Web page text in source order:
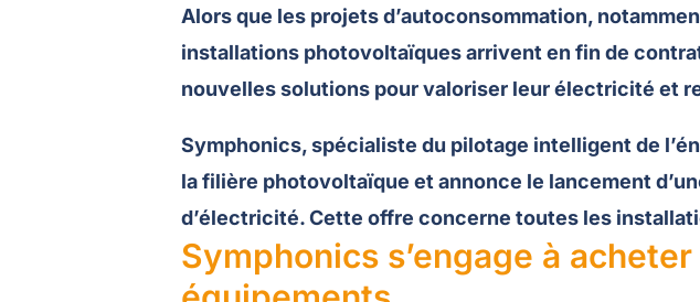
Alors que les projets d’autoconsommation,
installations photovoltaïques arrivent en fin de
nouvelles solutions pour valoriser leur électricité et
Symphonics, spécialiste du pilotage intelligent de
la filière photovoltaïque et annonce le lancement
d’électricité. Cette offre concerne toutes les
Symphonics s’engage à